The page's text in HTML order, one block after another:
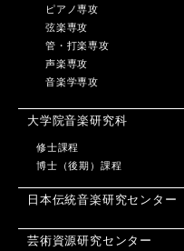
ピアノ専攻
弦楽専攻
管・打楽専攻
声楽専攻
音楽学専攻
大学院音楽研究科
修士課程
博士（後期）課程
日本伝統音楽研究センター
芸術資源研究センター